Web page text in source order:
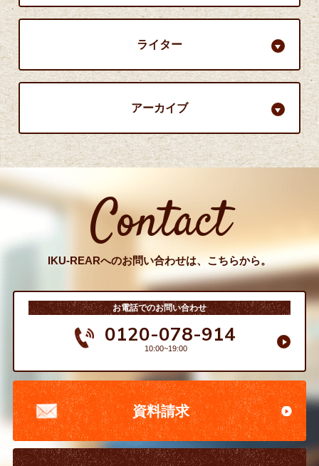
ライター
アーカイブ
Contact
IKU-REARへのお問い合わせは、こちらから。
お電話でのお問い合わせ
0120-078-914
10:00~19:00
資料請求